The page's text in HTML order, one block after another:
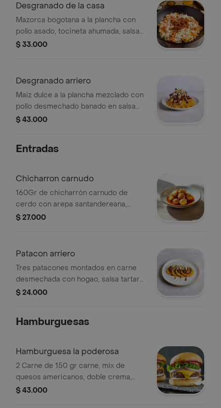
Desgranado de la casa
Mazorca bogotana a la plancha con
pollo asado, tocineta ahumada, salsa
tártara, papa picada y queso salado.
$ 33.000
Desgranado arriero
Maiz dulce a la plancha mezclado con
pollo desmechado banado en salsa
tartara, carne desmechada cubierta
queso doble crema fundido.
$ 43.000
Entradas
Chicharron carnudo
160Gr de chicharrón carnudo de
cerdo con arepa santandereana,
croquetas de yuca y limón.
$ 27.000
Patacon arriero
Tres patacones montados en carne
desmechada con hogao, salsa tartara
y queso costeno
$ 24.000
Hamburguesas
Hamburguesa la poderosa
2 Carne de 150 gr carne, mix de
quesos americanos, doble crema,
chorizo, tocineta ahumada, salsa
$ 43.000